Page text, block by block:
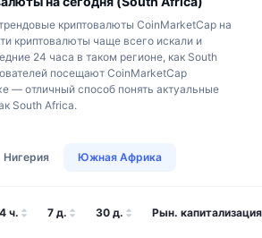
токенов
криптовалют
Bitcoin (Биткоин)
криптовалюты CoinMarketCap на
криптовалюты чаще всего искали и
24 часа в таком регионе, как South
посещают CoinMarketCap
— отличный способ понять актуальные
South Africa.
Нигерия Южная Африка
ч. 7 д. 30 д. Рын. капитализация